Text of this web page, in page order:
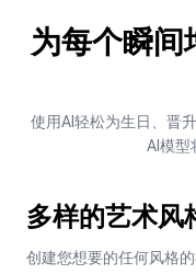
为每个瞬间
使用AI轻松为生日、晋
AI模型
多样的艺术风
创建您想要的任何风格